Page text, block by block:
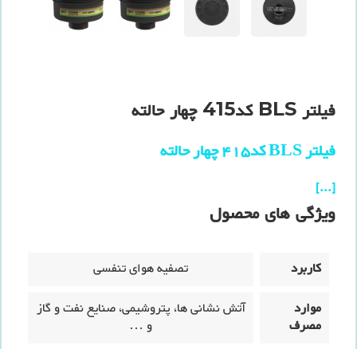
فیلتر BLS کد415 چهار حالته
فیلتر BLS کد415 چهار حالته
[...]
ویژگی های محصول
کاربرد
تصفیه هوای تنفسی
موارد
مصرف
آتش نشانی ها، پتروشیمی، صنایع نفت و گاز
و …